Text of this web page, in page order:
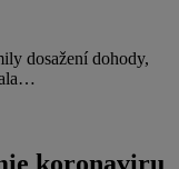
dosažení dohody,